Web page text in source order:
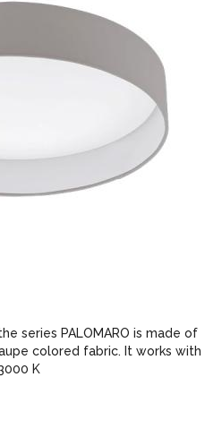
series PALOMARO is made of
colored fabric. It works with
K